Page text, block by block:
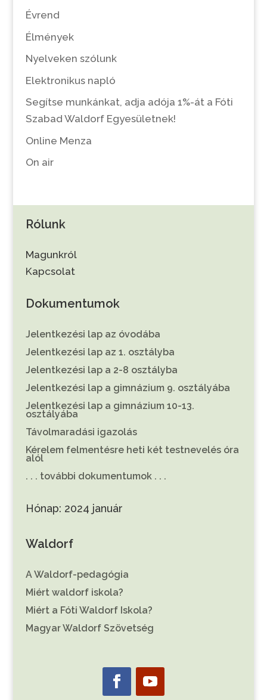
Évrend
Élmények
Nyelveken szólunk
Elektronikus napló
Segítse munkánkat, adja adója 1%-át a Fóti
Szabad Waldorf Egyesületnek!
Online Menza
On air
Rólunk
Magunkról
Kapcsolat
Dokumentumok
Jelentkezési lap az óvodába
Jelentkezési lap az 1. osztályba
Jelentkezési lap a 2-8 osztályba
Jelentkezési lap a gimnázium 9. osztályába
Jelentkezési lap a gimnázium 10-13.
osztályába
Távolmaradási igazolás
Kérelem felmentésre heti két testnevelés óra
alól
. . . további dokumentumok . . .
Hónap: 2024 január
Waldorf
A Waldorf-pedagógia
Miért waldorf iskola?
Miért a Fóti Waldorf Iskola?
Magyar Waldorf Szövetség